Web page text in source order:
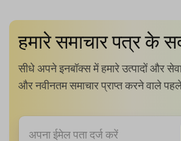
हमारे समाचार पत्र के
सीधे अपने इनबॉक्स में हमारे उत्पादों और
और नवीनतम समाचार प्राप्त करने वाले